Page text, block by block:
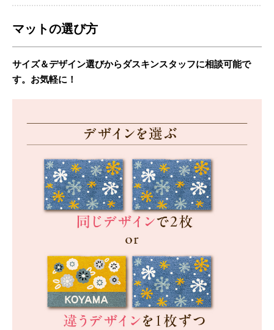
マットの選び方
サイズ＆デザイン選びからダスキンスタッフに相談可能で
す。お気軽に！